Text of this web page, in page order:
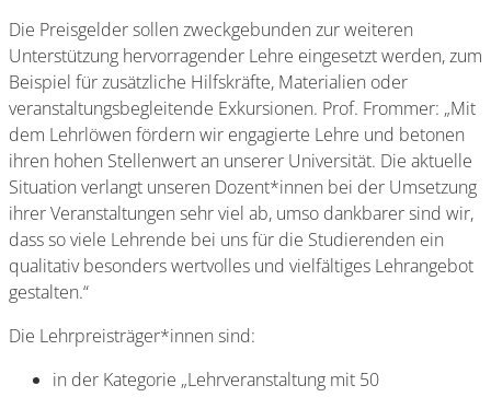
Die Preisgelder sollen zweckgebunden zur weiteren
Unterstützung hervorragender Lehre eingesetzt werden, zum
Beispiel für zusätzliche Hilfskräfte, Materialien oder
veranstaltungsbegleitende Exkursionen. Prof. Frommer: „Mit
dem Lehrlöwen fördern wir engagierte Lehre und betonen
ihren hohen Stellenwert an unserer Universität. Die aktuelle
Situation verlangt unseren Dozent*innen bei der Umsetzung
ihrer Veranstaltungen sehr viel ab, umso dankbarer sind wir,
dass so viele Lehrende bei uns für die Studierenden ein
qualitativ besonders wertvolles und vielfältiges Lehrangebot
gestalten.“
Die Lehrpreisträger*innen sind:
in der Kategorie „Lehrveranstaltung mit 50